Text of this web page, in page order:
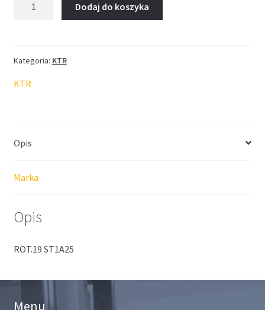
ST
L=25
Dodaj do koszyka
Kategoria: KTR
KTR
Opis
Marka
Opis
ROT.19 ST1A25
Menu